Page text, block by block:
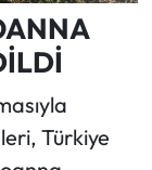
Türkiye